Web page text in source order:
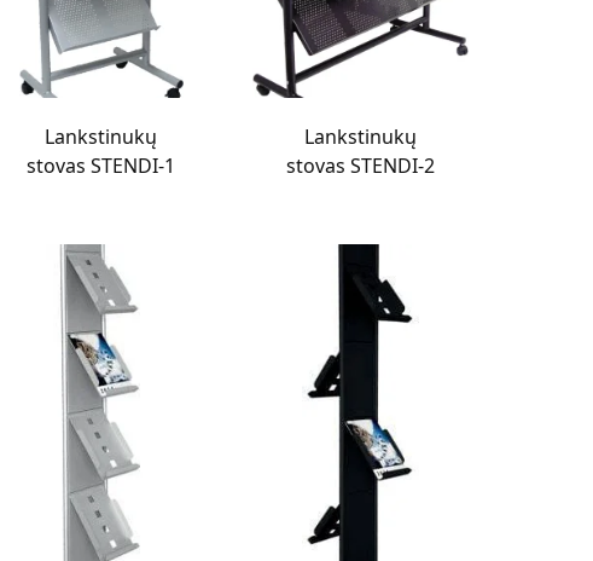
Lankstinukų
stovas STENDI-1
Lankstinukų
stovas STENDI-2